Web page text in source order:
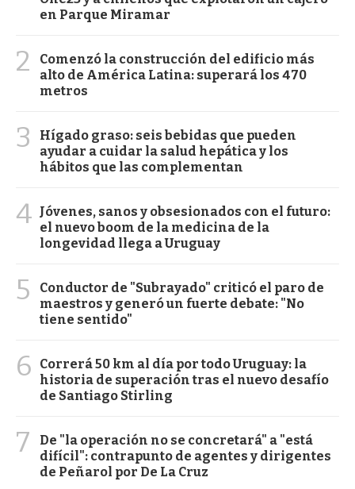
en Parque Miramar
2
Comenzó la construcción del edificio más
alto de América Latina: superará los 470
metros
3
Hígado graso: seis bebidas que pueden
ayudar a cuidar la salud hepática y los
hábitos que las complementan
4 Jóvenes, sanos y obsesionados con el futuro:
el nuevo boom de la medicina de la
longevidad llega a Uruguay
5
Conductor de "Subrayado" criticó el paro de
maestros y generó un fuerte debate: "No
tiene sentido"
6
Correrá 50 km al día por todo Uruguay: la
historia de superación tras el nuevo desafío
de Santiago Stirling
7
De "la operación no se concretará" a "está
difícil": contrapunto de agentes y dirigentes
de Peñarol por De La Cruz